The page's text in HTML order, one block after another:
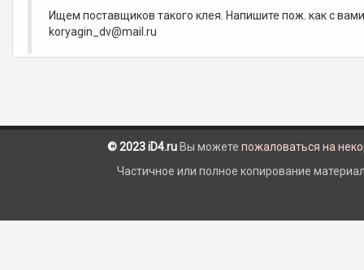
Ищем поставщиков такого клея. Напишите пож. как с
koryagin_dv@mail.ru
© 2023 iD4.ru Вы можете пожаловаться на
Частичное или полное копирование